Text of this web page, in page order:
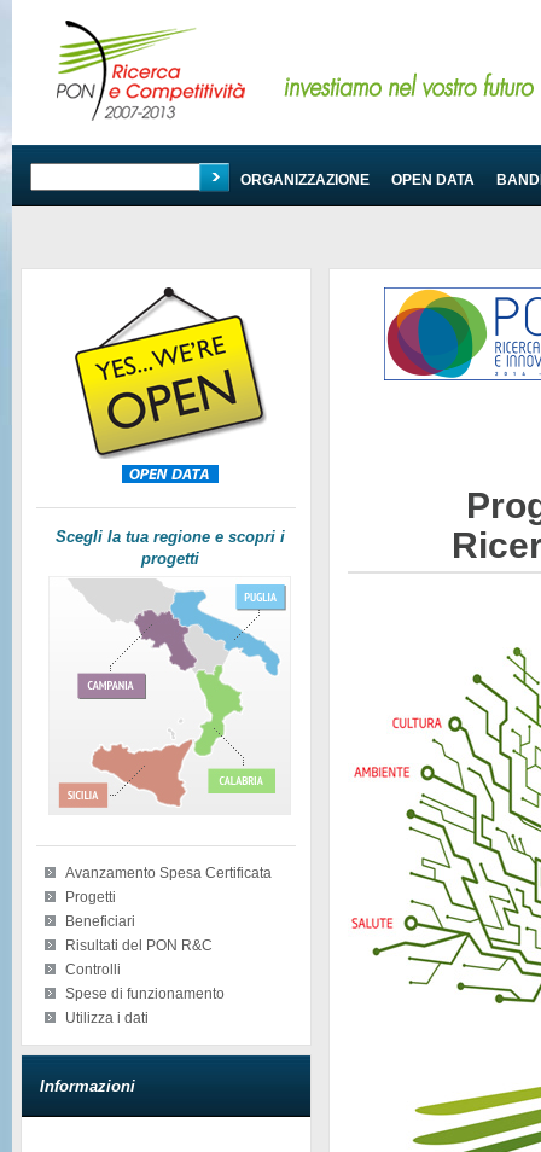
PROGRAMMA ORGANIZZAZIONE OPEN DATA
Scegli la tua regione e scopri i
progetti
Avanzamento Spesa Certificata
Progetti
Beneficiari
Risultati del PON R&C
Controlli
Spese di funzionamento
Utilizza i dati
Informazioni